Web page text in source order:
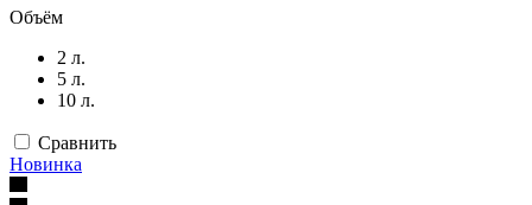
Объём
2 л.
5 л.
10 л.
Сравнить
Новинка